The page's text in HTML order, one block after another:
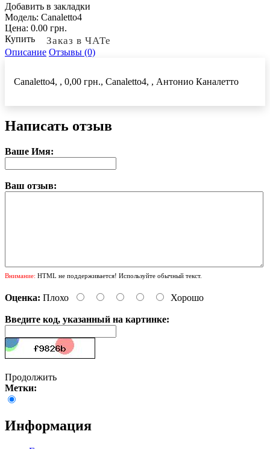
Добавить в закладки
Модель: Canaletto4
Цена: 0.00 грн.
Купить
Заказ в ЧАТе
Описание Отзывы (0)
Canaletto4, , 0,00 грн., Canaletto4, , Антонио Каналетто
Написать отзыв
Ваше Имя:
Ваш отзыв:
Внимание: HTML не поддерживается! Используйте обычный текст.
Оценка: Плохо Хорошо
Введите код, указанный на картинке:
Продолжить
Метки:
Информация